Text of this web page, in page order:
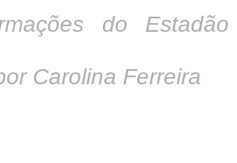
do Estadão
Carolina Ferreira